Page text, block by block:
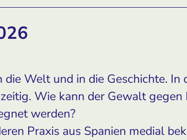
Welt und in die Geschichte. In
Wie kann der Gewalt gegen
werden?
Praxis aus Spanien medial